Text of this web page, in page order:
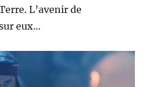
L’avenir de
eux…